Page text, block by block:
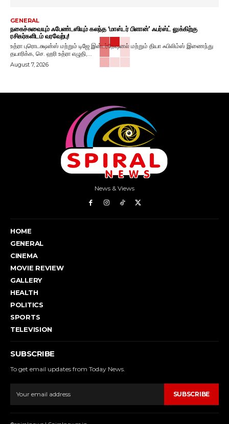
GENERAL
நகைச்சுவையும் ஃபேண்டஸியும் கலந்த ‘மாஸ்டர் பிளான்’ ஃபர்ஸ்ட் லுக்கிற்கு
ரசிகர்களிடம் வரவேற்பு!
உத்ரா புரொடக்ஷன்ஸ் மற்றும் டிஜே இன்டர்நேஷனல் மற்றும் தியா ஃபிலிம்ஸ் இணைந்து
தயாரிக்க, செ. ஹரி உத்ரா எழுதி,...
August 7, 2026
News & Views
HOME
GENERAL
CINEMA
MOVIE REVIEW
GALLERY
HEALTH
POLITICS
SPORTS
TELEVISION
SUBSCRIBE
To get email updates from Today News.
SUBSCRIBE